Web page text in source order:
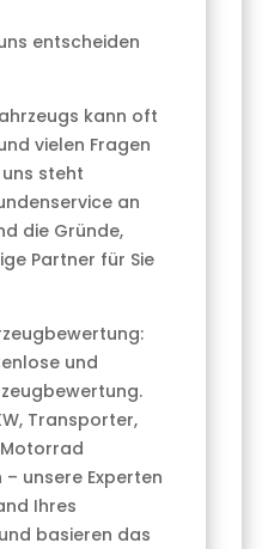
entscheiden
kann oft
vielen Fragen
steht
an
die Gründe,
Partner für Sie
und
Transporter,
unsere Experten
Ihres
basieren das